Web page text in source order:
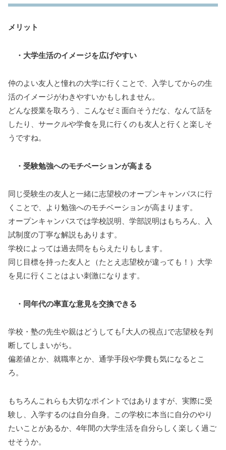
メリット
・大学生活のイメージを広げやすい
仲のよい友人と憧れの大学に行くことで、入学してからの生
活のイメージがわきやすいかもしれません。
どんな授業を取ろう、こんなゼミ面白そうだな、なんて話を
したり、サークルや学食を見に行くのも友人と行くと楽しそ
うですね。
・受験勉強へのモチベーションが高まる
同じ受験生の友人と一緒に志望校のオープンキャンパスに行
くことで、より勉強へのモチベーションが高まります。
オープンキャンパスでは学校説明、学部説明はもちろん、入
試制度の丁寧な解説もあります。
学校によっては過去問をもらえたりもします。
同じ目標を持った友人と（たとえ志望校が違っても！）大学
を見に行くことはよい刺激になります。
・同年代の率直な意見を交換できる
学校・塾の先生や親はどうしても｢大人の視点｣で志望校を判
断してしまいがち。
偏差値とか、就職率とか、通学手段や学費も気になるとこ
ろ。
もちろんこれらも大切なポイントではありますが、実際に受
験し、入学するのは自分自身。この学校に本当に自分のやり
たいことがあるか、4年間の大学生活を自分らしく楽しく過ご
せそうか。